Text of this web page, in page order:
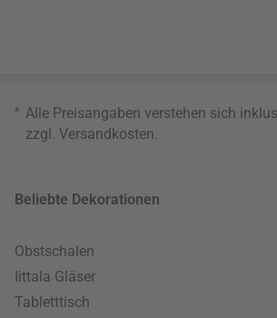
* Alle Preisangaben verstehen sich
zzgl. Versandkosten.
Beliebte Dekorationen
Obstschalen
Iittala Gläser
Tabletttisch